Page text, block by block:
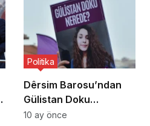
Dêrsim Barosu’ndan
Gülistan Doku
davasına ilişkin sorular
Politika
10 ay önce